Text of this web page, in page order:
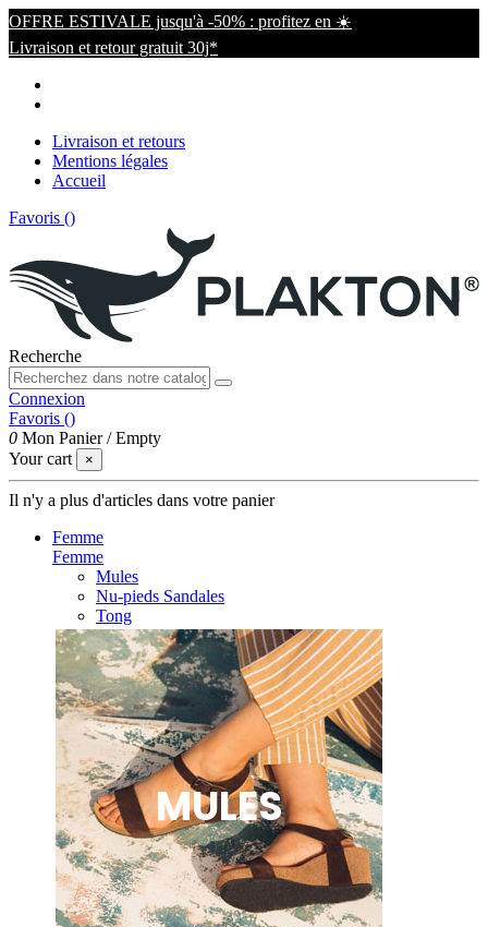
OFFRE ESTIVALE jusqu'à -50% : profitez en ☀️
Livraison et retour gratuit 30j*
Livraison et retours
Mentions légales
Accueil
Favoris ()
Recherche
Connexion
Favoris ()
0 Mon Panier /Empty
Your cart
×
Il n'y a plus d'articles dans votre panier
Femme
Femme
Mules
Nu-pieds Sandales
Tong
MULES